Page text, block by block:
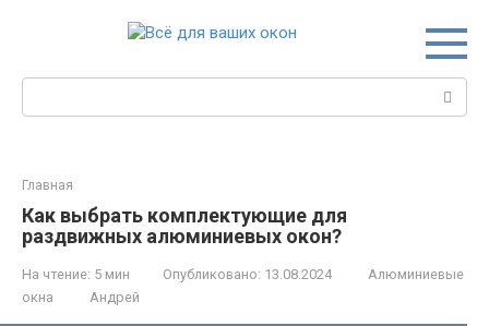
Главная
Как выбрать комплектующие для
раздвижных алюминиевых окон?
На чтение: 5 мин Опубликовано: 13.08.2024
Алюминиевые
окна
Андрей